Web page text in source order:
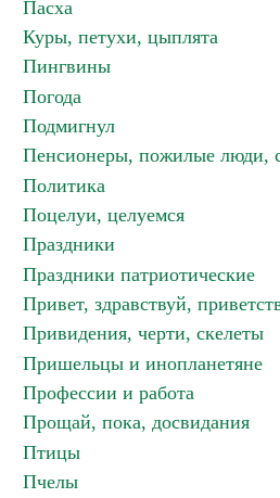
Пасха
Куры, петухи, цыплята
Пингвины
Погода
Подмигнул
Пенсионеры, пожилые люди,
Политика
Поцелуи, целуемся
Праздники
Праздники патриотические
Привет, здравствуй,
Привидения, черти, скелеты
Пришельцы и инопланетяне
Профессии и работа
Прощай, пока, досвидания
Птицы
Пчелы